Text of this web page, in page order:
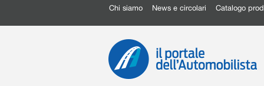
Chi siamo News e circolari Catalogo